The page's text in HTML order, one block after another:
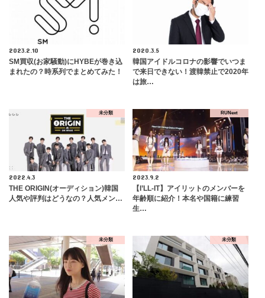
2023.2.10
SM買収(お家騒動)にHYBEが巻き込
まれたの？時系列でまとめてみた！
2020.3.5
韓国アイドルコロナの影響でいつま
で来日できない！渡韓禁止で2020年
は旅…
未分類
2022.4.3
THE ORIGIN(オーディション)韓国
人気や評判はどうなの？人気メン…
RUNext
2023.9.2
【I’LL-IT】アイリットのメンバーを
年齢順に紹介！本名や国籍に練習
生…
未分類 未分類